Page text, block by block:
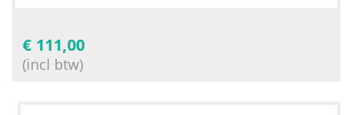
€ 111,00
(incl btw)